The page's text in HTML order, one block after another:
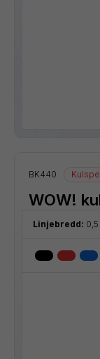
BK440
WOW!
Linjebredd: